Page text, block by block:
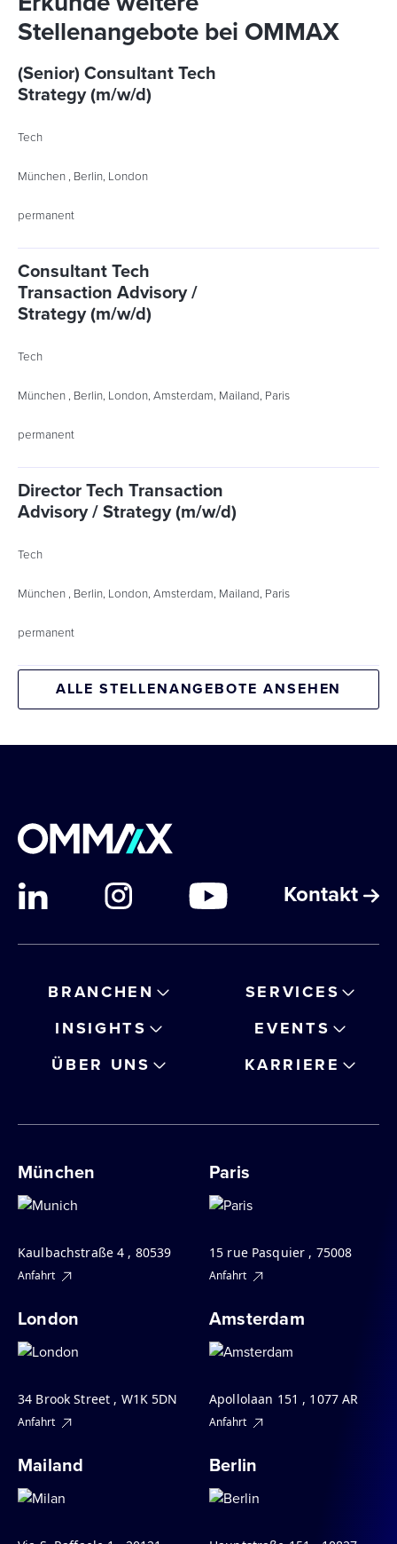
Stellenangebote bei OMMAX
(Senior) Consultant Tech
Strategy (m/w/d)
Tech
München , Berlin, London
permanent
Consultant Tech
Transaction Advisory /
Strategy (m/w/d)
Tech
München , Berlin, London, Amsterdam, Mailand, Paris
permanent
Director Tech Transaction
Advisory / Strategy (m/w/d)
Tech
München , Berlin, London, Amsterdam, Mailand, Paris
permanent
ALLE STELLENANGEBOTE ANSEHEN
Kontakt
BRANCHEN
SERVICES
INSIGHTS
EVENTS
ÜBER UNS
KARRIERE
München
Kaulbachstraße 4 , 80539
Anfahrt
Paris
15 rue Pasquier , 75008
Anfahrt
London
34 Brook Street , W1K 5DN
Anfahrt
Amsterdam
Apollolaan 151 , 1077 AR
Anfahrt
Mailand Berlin